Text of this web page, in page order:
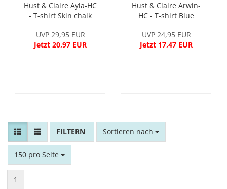
Hust & Claire Ayla-HC
- T-shirt Skin chalk
UVP 29,95 EUR
Jetzt 20,97 EUR
Hust & Claire Arwin-
HC - T-shirt Blue
UVP 24,95 EUR
Jetzt 17,47 EUR
FILTERSortieren nach
Sortieren nach
150 pro Seite
pro Seite
1